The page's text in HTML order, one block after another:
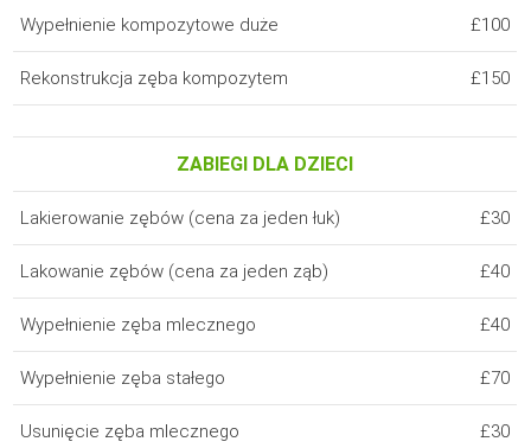
Wypełnienie kompozytowe duże £100
Rekonstrukcja zęba kompozytem £150
ZABIEGI DLA DZIECI
Lakierowanie zębów (cena za jeden łuk) £30
Lakowanie zębów (cena za jeden ząb) £40
Wypełnienie zęba mlecznego £40
Wypełnienie zęba stałego £70
Usunięcie zęba mlecznego £30